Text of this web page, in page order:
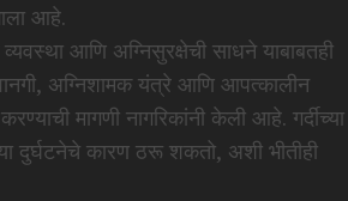
आहे.
आणि अग्निसुरक्षेची साधने याबाबतही
अग्निशामक यंत्रे आणि आपत्कालीन
मागणी नागरिकांनी केली आहे. गर्दीच्या
दुर्घटनेचे कारण ठरू शकतो, अशी भीतीही